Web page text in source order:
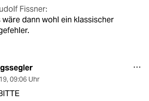
Fissner:
wäre dann wohl ein klassischer
, 09:06 Uhr